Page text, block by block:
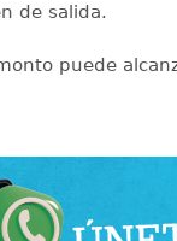
de salida.
puede